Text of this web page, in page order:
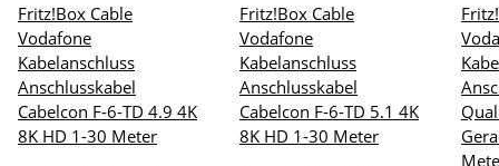
Fritz!Box Cable
Vodafone
Kabelanschluss
Anschlusskabel
Cabelcon F-6-TD 4.9 4K
8K HD 1-30 Meter
Fritz!Box Cable
Vodafone
Kabelanschluss
Anschlusskabel
Cabelcon F-6-TD 5.1 4K
8K HD 1-30 Meter